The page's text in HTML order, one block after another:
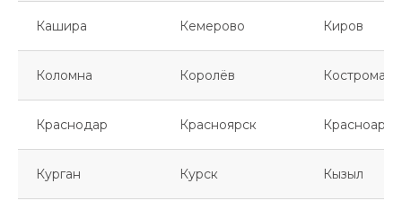
Кашира Кемерово Киров
Коломна Королёв Кострома
Краснодар Красноярск
Курган Курск Кызыл